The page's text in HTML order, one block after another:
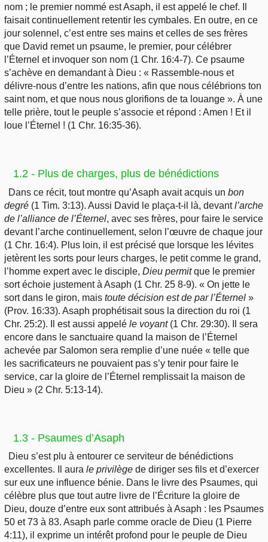
nom ; le premier nommé est Asaph, il est appelé le chef. Il
faisait continuellement retentir les cymbales. En outre, en ce
jour solennel, c’est entre ses mains et celles de ses frères
que David remet un psaume, le premier, pour célébrer
l’Éternel et invoquer son nom (1 Chr. 16:4-7). Ce psaume
s’achève en demandant à Dieu : « Rassemble-nous et
délivre-nous d’entre les nations, afin que nous célébrions ton
saint nom, et que nous nous glorifions de ta louange ». À une
telle prière, tout le peuple s’associe et répond : Amen ! Et il
loue l’Éternel ! (1 Chr. 16:35-36).
1.2 - Plus de charges, plus de bénédictions
Dans ce récit, tout montre qu’Asaph avait acquis unbon
degré (1 Tim. 3:13). Aussi David le plaça-t-il là, devantl’arche
de l’alliance de l’Éternel, avec ses frères, pour faire le service
devant l’arche continuellement, selon l’œuvre de chaque jour
(1 Chr. 16:4). Plus loin, il est précisé que lorsque les lévites
jetèrent les sorts pour leurs charges, le petit comme le grand,
l’homme expert avec le disciple, Dieu permitque le premier
sort échoie justement à Asaph (1 Chr. 25 8-9). « On jette le
sort dans le giron, mais toute décision est de par l’Éternel »
(Prov. 16:33). Asaph prophétisait sous la direction du roi (1
Chr. 25:2). Il est aussi appelé le voyant(1 Chr. 29:30). Il sera
encore dans le sanctuaire quand la maison de l’Éternel
achevée par Salomon sera remplie d’une nuée « telle que
les sacrificateurs ne pouvaient pas s’y tenir pour faire le
service, car la gloire de l’Éternel remplissait la maison de
Dieu » (2 Chr. 5:13-14).
1.3 - Psaumes d’Asaph
Dieu s’est plu à entourer ce serviteur de bénédictions
excellentes. Il aura le privilège de diriger ses fils et d’exercer
sur eux une influence bénie. Dans le livre des Psaumes, qui
célèbre plus que tout autre livre de l’Écriture la gloire de
Dieu, douze d’entre eux sont attribués à Asaph : les Psaumes
50 et 73 à 83. Asaph parle comme oracle de Dieu (1 Pierre
4:11), il exprime un intérêt profond pour le peuple de Dieu